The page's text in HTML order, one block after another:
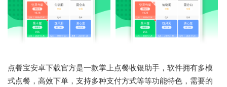
点餐宝安卓下载官方是一款掌上点餐收银助手，软件拥有多模
式点餐， 高效下单，支持多种支付方式等等功能特色，需要的